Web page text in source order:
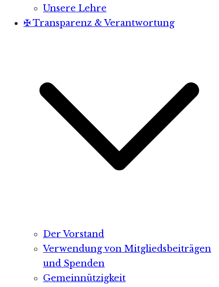
Unsere Lehre
✠ Transparenz & Verantwortung
Der Vorstand
Verwendung von Mitgliedsbeiträgen
und Spenden
Gemeinnützigkeit